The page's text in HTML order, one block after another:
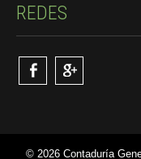
REDES
© 2026 Contaduría